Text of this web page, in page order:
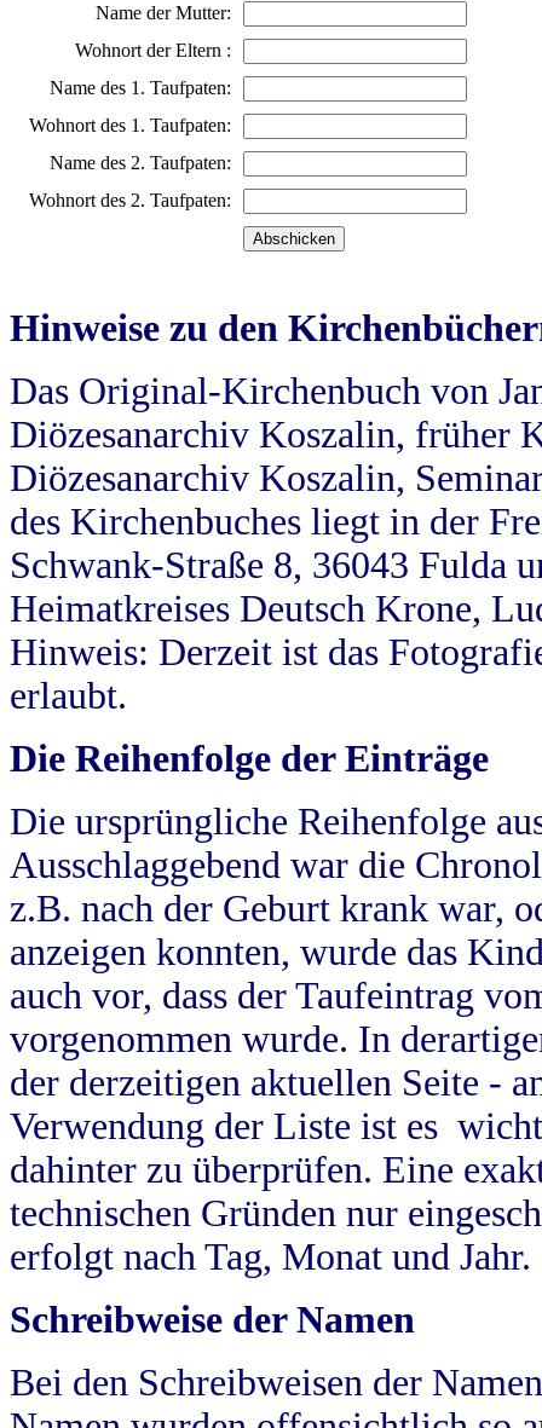
Name der Mutter:
Wohnort der Eltern :
Name des 1. Taufpaten:
Wohnort des 1. Taufpaten:
Name des 2. Taufpaten:
Wohnort des 2. Taufpaten:
Hinweise zu den
Das Original-Kirchenbuch von
Diözesanarchiv Koszalin, früher
Diözesanarchiv Koszalin,
des Kirchenbuches liegt in der
Schwank-Straße 8, 36043 Fulda
Heimatkreises Deutsch Krone,
Hinweis: Derzeit ist das
erlaubt.
Die Reihenfolge der Einträge
Die ursprüngliche Reihenfolge
Ausschlaggebend war die
z.B. nach der Geburt krank war,
anzeigen konnten, wurde das
auch vor, dass der Taufeintrag
vorgenommen wurde. In
der derzeitigen aktuellen Seite -
Verwendung der Liste ist es
dahinter zu überprüfen. Eine
technischen Gründen nur
erfolgt nach Tag, Monat und Jahr.
Schreibweise der Namen
Bei den Schreibweisen der